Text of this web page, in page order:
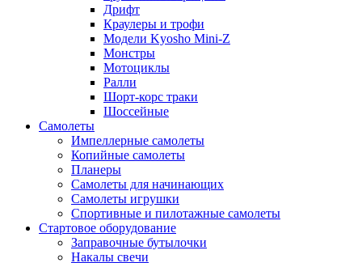
Дрифт
Краулеры и трофи
Модели Kyosho Mini-Z
Монстры
Мотоциклы
Ралли
Шорт-корс траки
Шоссейные
Самолеты
Импеллерные самолеты
Копийные самолеты
Планеры
Самолеты для начинающих
Самолеты игрушки
Спортивные и пилотажные самолеты
Стартовое оборудование
Заправочные бутылочки
Накалы свечи